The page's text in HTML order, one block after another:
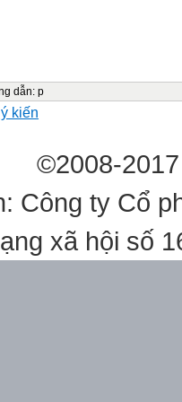
dẫn: p
kiến
©2008-
Công ty Cổ
xã hội số